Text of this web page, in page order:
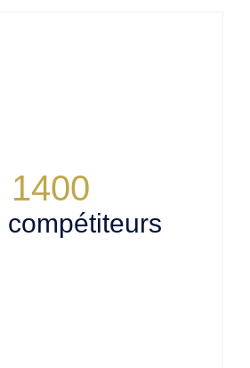
1400
compétiteurs